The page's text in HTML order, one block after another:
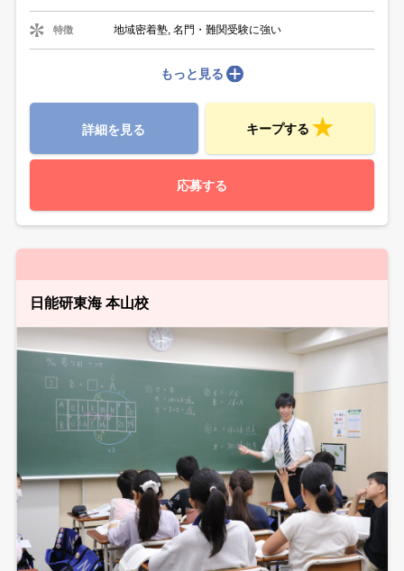
特徴 地域密着塾, 名門・難関受験に強い
もっと見る
詳細を見る キープする
応募する
日能研東海 本山校